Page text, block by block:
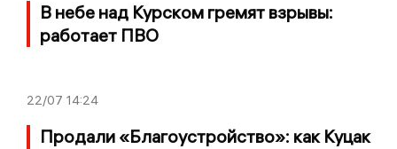
В небе над Курском гремят взрывы:
работает ПВО
22/07 14:24
Продали «Благоустройство»: как Куцак